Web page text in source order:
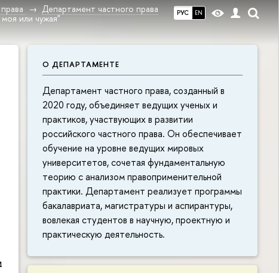
РУС EN
Департамент частного права
или чужая"
О ДЕПАРТАМЕНТЕ
Департамент частного права, созданный в
2020 году, объединяет ведущих ученых и
практиков, участвующих в развитии
российского частного права. Он обеспечивает
обучение на уровне ведущих мировых
университетов, сочетая фундаментальную
теорию с анализом правоприменительной
практики. Департамент реализует программы
бакалавриата, магистратуры и аспирантуры,
вовлекая студентов в научную, проектную и
практическую деятельность.